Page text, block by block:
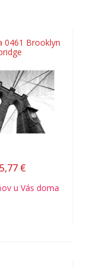
0461 Brooklyn
€
u Vás doma